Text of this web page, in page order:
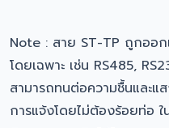
Note : สาย ST-TP ถูกออ
โดยเฉพาะ เช่น RS485,
สามารถทนต่อความชื้นและแ
การแจ้งโดยไม่ต้องร้อยท่อ